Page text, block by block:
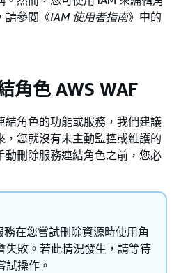
請參閱《IAM 使用者指南》中的
角色 AWS WAF
結角色的功能或服務，我們建議
，您就沒有未主動監控或維護的
動刪除服務連結角色之前，您必
務在您嘗試刪除資源時使用角
失敗。若此情況發生，請等待
試操作。